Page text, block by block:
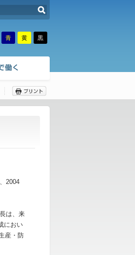
青 黄 黒
2004
は、来
におい
産・防